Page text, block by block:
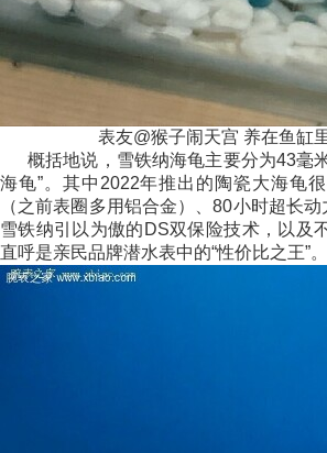
表友@猴子闹天宫 养在鱼缸
概括地说，雪铁纳海龟主要分为43毫米
海龟”。其中2022年推出的陶瓷大海龟
（之前表圈多用铝合金）、80小时超长
雪铁纳引以为傲的DS双保险技术，以及
直呼是亲民品牌潜水表中的“性价比之王”。